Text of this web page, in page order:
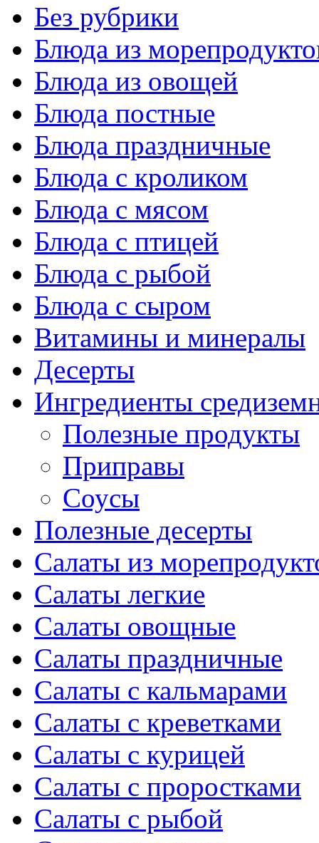
Без рубрики
Блюда из
Блюда из овощей
Блюда постные
Блюда праздничные
Блюда с кроликом
Блюда с мясом
Блюда с птицей
Блюда с рыбой
Блюда с сыром
Витамины и минералы
Десерты
Ингредиенты
Полезные продукты
Приправы
Соусы
Полезные десерты
Салаты из
Салаты легкие
Салаты овощные
Салаты праздничные
Салаты с кальмарами
Салаты с креветками
Салаты с курицей
Салаты с проростками
Салаты с рыбой